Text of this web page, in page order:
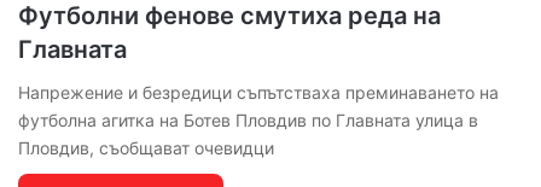
Футболни фенове смутиха реда на
Главната
Напрежение и безредици съпътстваха преминаването на
футболна агитка на Ботев Пловдив по Главната улица в
Пловдив, съобщават очевидци